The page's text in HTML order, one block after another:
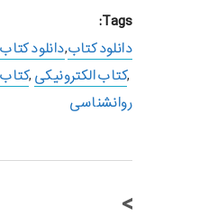
Tags:
دانلود کتاب,دانلود
,کتاب الکترونیکی ,
روانشناسی
>